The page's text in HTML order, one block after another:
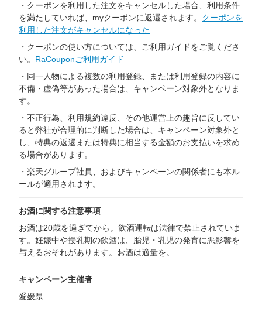
・クーポンを利用した注文をキャンセルした場合、利用条件
を満たしていれば、myクーポンに返還されます。 クーポンを
利用した注文がキャンセルになった
・クーポンの使い方については、ご利用ガイドをご覧くださ
い。 RaCouponご利用ガイド
・同一人物による複数の利用登録、または利用登録の内容に
不備・虚偽等があった場合は、キャンペーン対象外となりま
す。
・不正行為、利用規約違反、その他運営上の趣旨に反してい
ると弊社が合理的に判断した場合は、キャンペーン対象外と
し、特典の返還または特典に相当する金額のお支払いを求め
る場合があります。
・楽天グループ社員、およびキャンペーンの関係者にも本ル
ールが適用されます。
お酒に関する注意事項
お酒は20歳を過ぎてから。飲酒運転は法律で禁止されていま
す。妊娠中や授乳期の飲酒は、胎児・乳児の発育に悪影響を
与えるおそれがあります。お酒は適量を。
キャンペーン主催者
愛媛県